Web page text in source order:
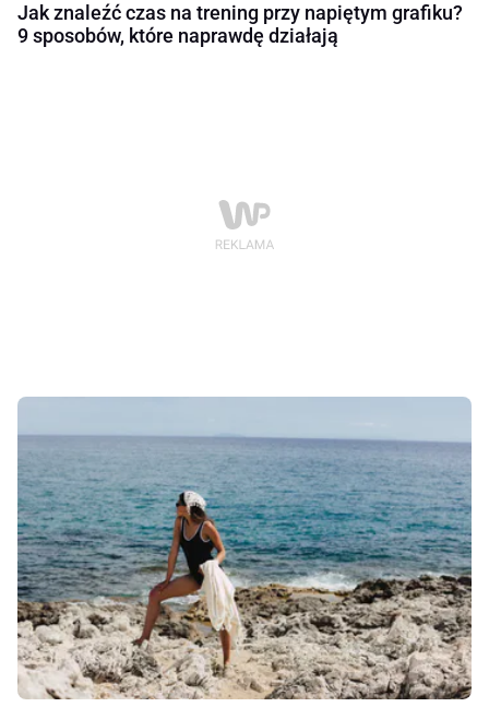
Jak znaleźć czas na trening przy napiętym grafiku?
9 sposobów, które naprawdę działają